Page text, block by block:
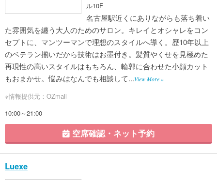
ル10F
名古屋駅近くにありながらも落ち着い
た雰囲気を纏う大人のためのサロン。キレイとオシャレをコン
セプトに、マンツーマンで理想のスタイルへ導く。歴10年以上
のベテラン揃いだから技術はお墨付き。髪質やくせを見極めた
再現性の高いスタイルはもちろん、輪郭に合わせた小顔カット
もおまかせ。悩みはなんでも相談して...View More »
※情報提供元：OZmall
10:00～21:00
空席確認・ネット予約
Luexe